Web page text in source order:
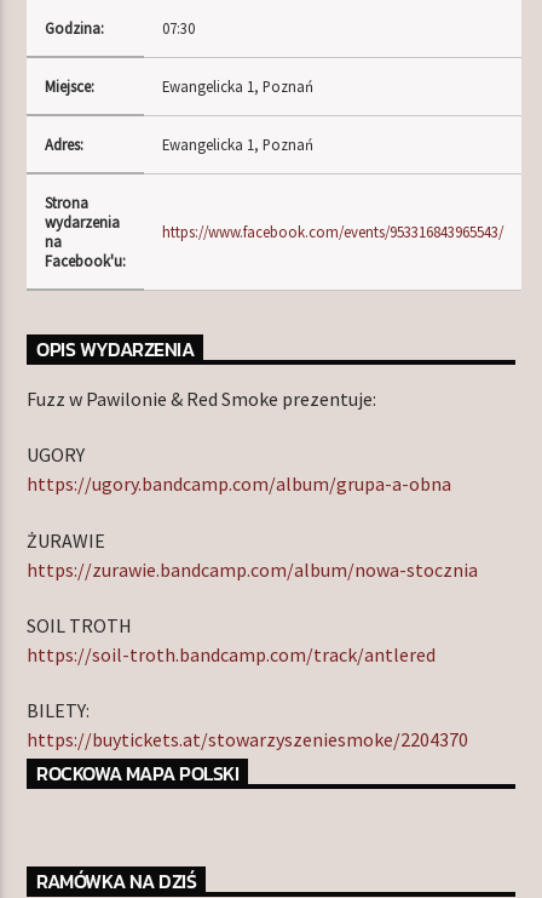
TERAZ W RAMÓWCE
NIGHT ORBIT
00:00 06:00
NASTĘPNIE W RAMÓWCE
LIGHT ORBIT WEEKEND
06:00 08:00
Godzina: 07:30
Miejsce: Ewangelicka 1, Poznań
Adres: Ewangelicka 1, Poznań
Strona
wydarzenia
na
Facebook'u:
https://www.facebook.com/events/953316843965543/
OPIS WYDARZENIA
Fuzz w Pawilonie & Red Smoke prezentuje:
UGORY
https://ugory.bandcamp.com/album/grupa-a-obna
ŻURAWIE
https://zurawie.bandcamp.com/album/nowa-stocznia
SOIL TROTH
https://soil-troth.bandcamp.com/track/antlered
BILETY:
https://buytickets.at/stowarzyszeniesmoke/2204370
ROCKOWA MAPA POLSKI
RAMÓWKA NA DZIŚ